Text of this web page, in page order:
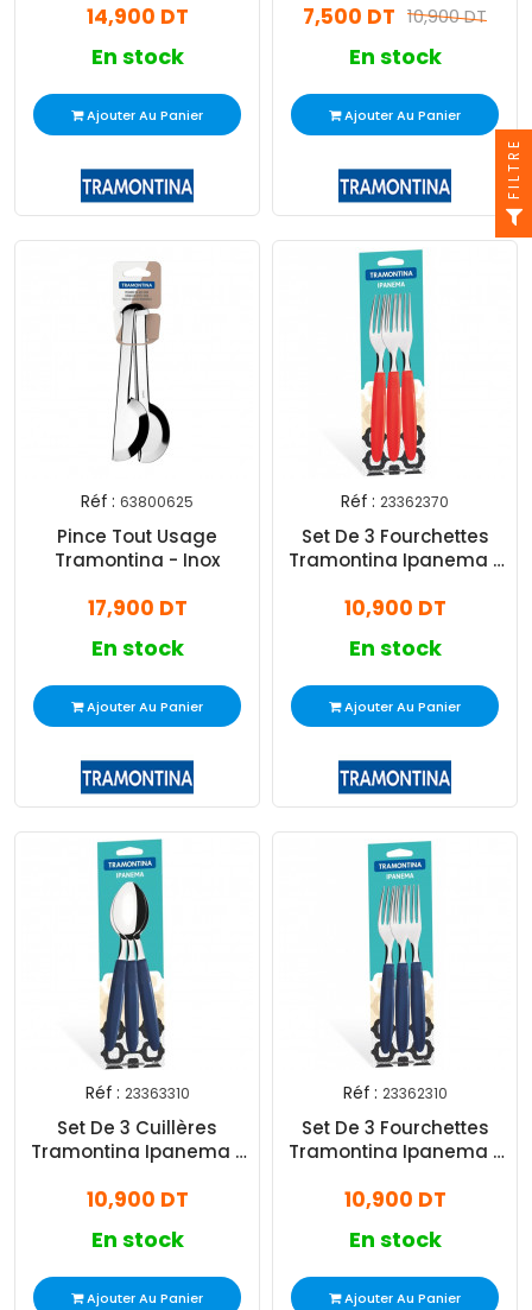
14,900 DT
En stock
Ajouter Au Panier
10,900 DT
7,500 DT
En stock
Ajouter Au Panier
Réf : 63800625
Pince Tout Usage
Tramontina - Inox
17,900 DT
En stock
Ajouter Au Panier
Réf : 23362370
Set De 3 Fourchettes
Tramontina Ipanema -
10,900 DT
En stock
Ajouter Au Panier
Réf : 23363310
Set De 3 Cuillères
Tramontina Ipanema -
10,900 DT
En stock
Ajouter Au Panier
Réf : 23362310
Set De 3 Fourchettes
Tramontina Ipanema -
10,900 DT
En stock
Ajouter Au Panier
FILTRE